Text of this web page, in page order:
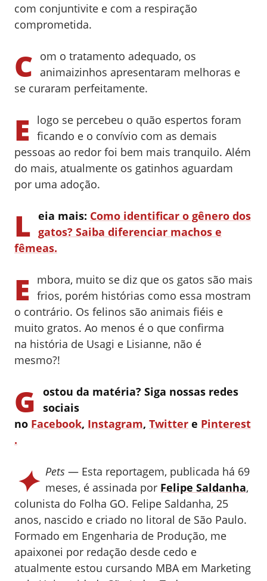
com conjuntivite e com a respiração
comprometida.
C om o tratamento adequado, os
animaizinhos apresentaram melhoras e
se curaram perfeitamente.
E
logo se percebeu o quão espertos foram
ficando e o convívio com as demais
pessoas ao redor foi bem mais tranquilo. Além
do mais, atualmente os gatinhos aguardam
por uma adoção.
L eia mais: Como identificar o gênero dos
gatos? Saiba diferenciar machos e
fêmeas.
E
mbora, muito se diz que os gatos são mais
frios, porém histórias como essa mostram
o contrário. Os felinos são animais fiéis e
muito gratos. Ao menos é o que confirma
na história de Usagi e Lisianne, não é
mesmo?!
G
ostou da matéria? Siga nossas redes
sociais
no Facebook, Instagram, Twitter e Pinterest
.
✦ Pets — Esta reportagem, publicada há 69
meses, é assinada por Felipe Saldanha,
colunista do Folha GO. Felipe Saldanha, 25
anos, nascido e criado no litoral de São Paulo.
Formado em Engenharia de Produção, me
apaixonei por redação desde cedo e
atualmente estou cursando MBA em Marketing